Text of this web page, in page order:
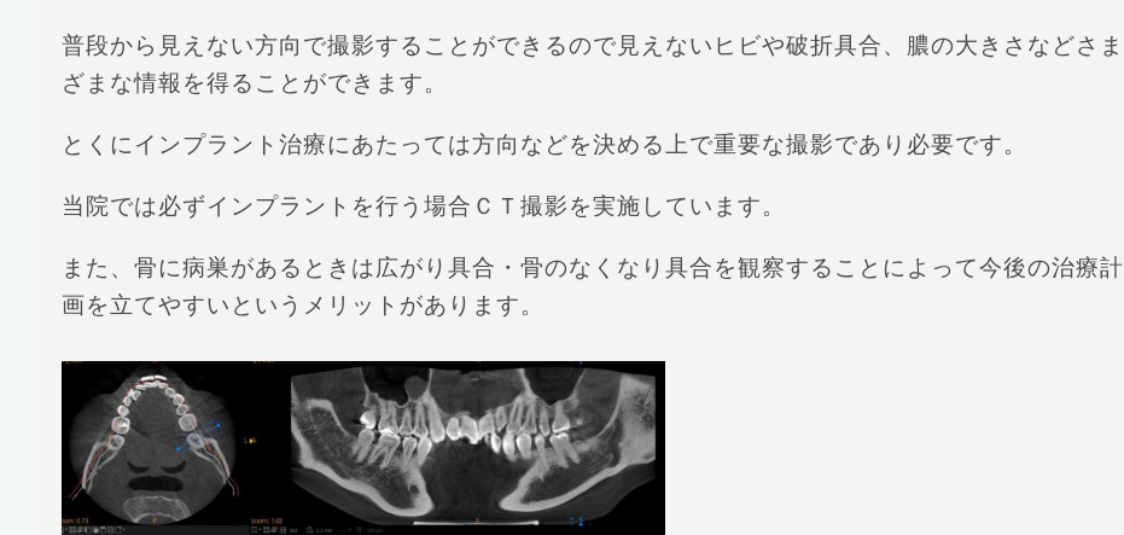
普段から見えない方向で撮影することができるので見えないヒビや破折具合、膿の大きさなどさま
ざまな情報を得ることができます。
とくにインプラント治療にあたっては方向などを決める上で重要な撮影であり必要です。
当院では必ずインプラントを行う場合ＣＴ撮影を実施しています。
また、骨に病巣があるときは広がり具合・骨のなくなり具合を観察することによって今後の治療計
画を立てやすいというメリットがあります。